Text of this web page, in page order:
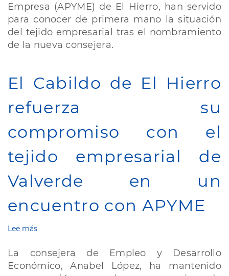
con
el
sector
comercial
y
de
la
Empresa (APYME) de El Hierro, han servido
para conocer de primera mano la situación
del tejido empresarial tras el nombramiento
de la nueva consejera.
El Cabildo de El Hierro
refuerza su
compromiso con el
tejido empresarial de
Valverde en un
encuentro con APYME
Lee más
Cabildo
de
El
La consejera de Empleo y Desarrollo
Económico, Anabel López, ha mantenido